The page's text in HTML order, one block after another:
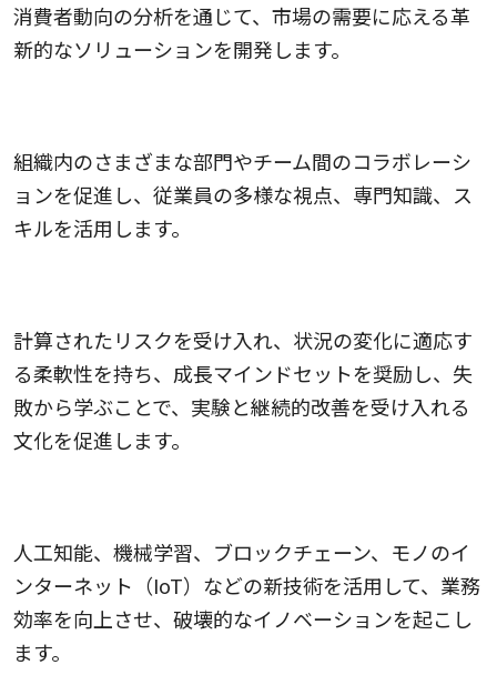
消費者動向の分析を通じて、市場の需要に応える革
新的なソリューションを開発します。
組織内のさまざまな部門やチーム間のコラボレーシ
ョンを促進し、従業員の多様な視点、専門知識、ス
キルを活用します。
計算されたリスクを受け入れ、状況の変化に適応す
る柔軟性を持ち、成長マインドセットを奨励し、失
敗から学ぶことで、実験と継続的改善を受け入れる
文化を促進します。
人工知能、機械学習、ブロックチェーン、モノのイ
ンターネット（IoT）などの新技術を活用して、業務
効率を向上させ、破壊的なイノベーションを起こし
ます。